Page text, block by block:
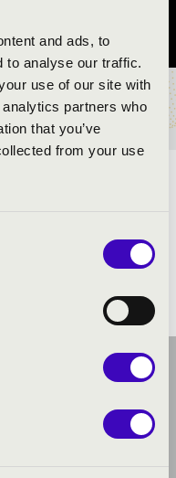
and ads, to
to analyse our traffic.
use of our site with
partners who
that you’ve
from your use